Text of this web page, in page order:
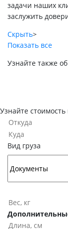
задачи наших
заслужить
Скрыть>
Показать все
Узнайте также
Узнайте
Вид груза